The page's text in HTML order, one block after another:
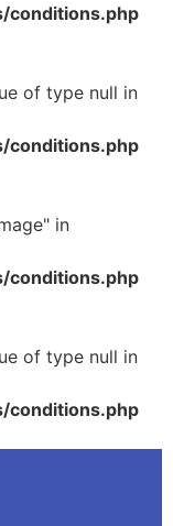
conditions.php
of type null in
conditions.php
in
conditions.php
of type null in
conditions.php